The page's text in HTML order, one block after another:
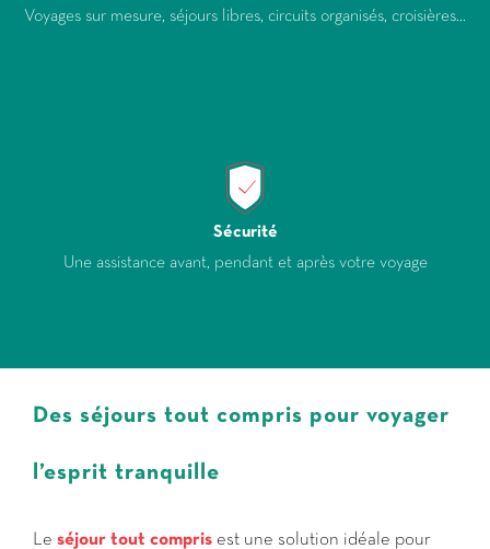
Voyages sur mesure, séjours libres, circuits organisés, croisières...
Sécurité
Une assistance avant, pendant et après votre voyage
Des séjours tout compris pour voyager
l’esprit tranquille
Le séjour tout compris est une solution idéale pour